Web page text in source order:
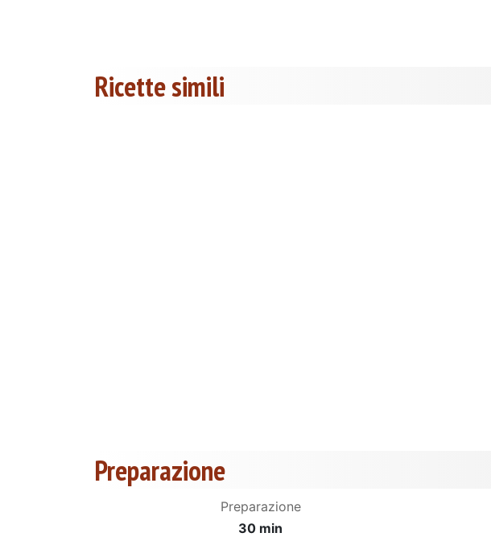
Ricette simili
Preparazione
Preparazione
30 min